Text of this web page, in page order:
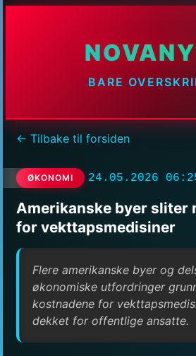
BARE
← Tilbake til forsiden
ØKONOMI 24.05.2026
Amerikanske byer sliter
for vekttapsmedisiner
Flere amerikanske byer og
økonomiske utfordringer
kostnadene for
dekket for offentlige ansatte.